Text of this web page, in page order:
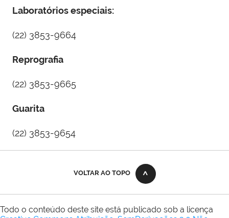
Laboratórios especiais:
(22) 3853-9664
Reprografia
(22) 3853-9665
Guarita
(22) 3853-9654
VOLTAR AO TOPO
Todo o conteúdo deste site está publicado sob a licença